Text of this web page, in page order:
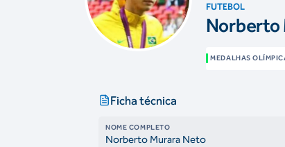
FUTEBOL
Norberto
MEDALHAS
Ficha técnica
NOME COMPLETO
Norberto Murara Neto